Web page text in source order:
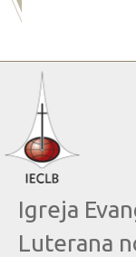
Igreja
Luterana